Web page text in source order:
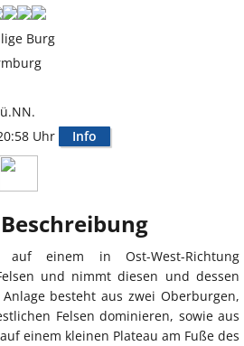
Burg
Uhr Info
einem in Ost-West-Richtung
und nimmt diesen und dessen
besteht aus zwei Oberburgen,
Felsen dominieren, sowie aus
einem kleinen Plateau am Fuße des